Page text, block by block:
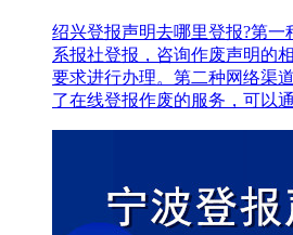
绍兴登报声明去哪里登报?第
系报社登报，咨询作废声明的
要求进行办理。第二种网络渠
了在线登报作废的服务，可以